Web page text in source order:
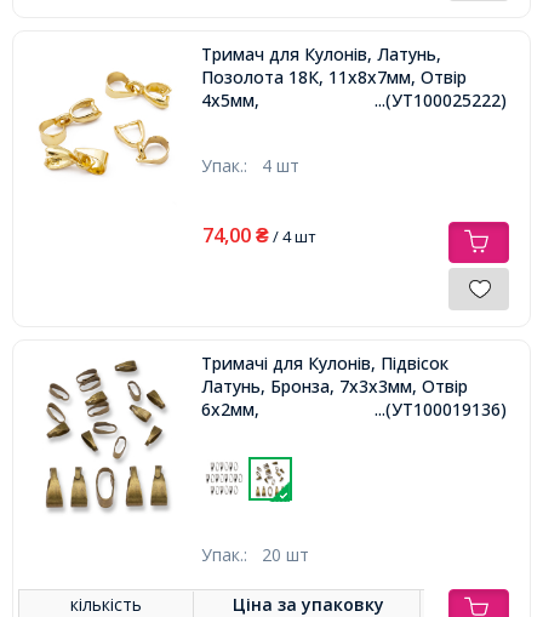
Тримач для Кулонів, Латунь,
Позолота 18К, 11x8x7мм, Отвір
4х5мм,
...(УТ100025222)
Упак.: 4 шт
74,00 ₴/ 4 шт
Тримачі для Кулонів, Підвісок
Латунь, Бронза, 7х3х3мм, Отвір
6х2мм,
...(УТ100019136)
Упак.: 20 шт
кількість Ціна заупаковку